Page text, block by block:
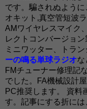
です。騙されぬよう
オキット,真空管短波
AMワイヤレスマイク
レクトコンバージョ
ミニワッター、トラ
ーの鳴る単球ラジオな
FMチューナー修理記
でした。FA機械設計
PC推奨します。 資料
す。記事にする折には